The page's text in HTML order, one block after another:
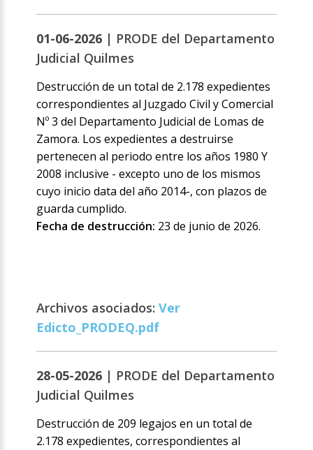
01-06-2026 | PRODE del Departamento
Judicial Quilmes
Destrucción de un total de 2.178 expedientes
correspondientes al Juzgado Civil y Comercial
Nº 3 del Departamento Judicial de Lomas de
Zamora. Los expedientes a destruirse
pertenecen al periodo entre los años 1980 Y
2008 inclusive - excepto uno de los mismos
cuyo inicio data del año 2014-, con plazos de
guarda cumplido.
Fecha de destrucción: 23 de junio de 2026.
Archivos asociados:Ver
Edicto_PRODEQ.pdf
28-05-2026 | PRODE del Departamento
Judicial Quilmes
Destrucción de 209 legajos en un total de
2.178 expedientes, correspondientes al